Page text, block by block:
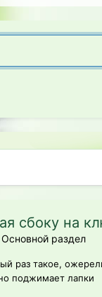
сбоку на
Основной раздел
раз такое,
поджимает лапки